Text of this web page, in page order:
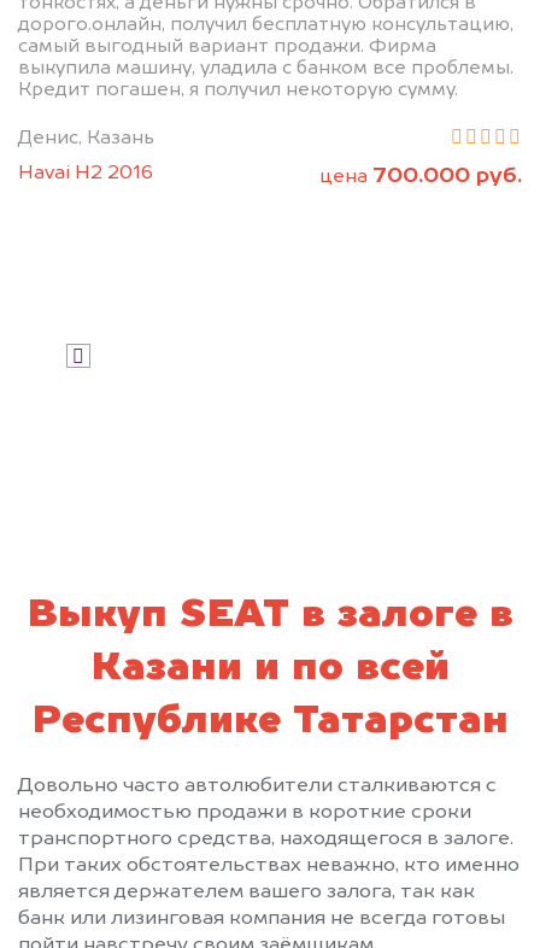
дорого.онлайн, получил бесплатную консультацию,
самый выгодный вариант продажи. Фирма
выкупила машину, уладила с банком все проблемы.
Кредит погашен, я получил некоторую сумму.
Денис, Казань
Havai H2 2016
цена 700.000 руб.
рассчитаем стоимость вашего
автомобиля.
Выкуп SEAT в залоге в
Казани и по всей
Республике Татарстан
Довольно часто автолюбители сталкиваются с
необходимостью продажи в короткие сроки
транспортного средства, находящегося в залоге.
При таких обстоятельствах неважно, кто именно
является держателем вашего залога, так как
банк или лизинговая компания не всегда готовы